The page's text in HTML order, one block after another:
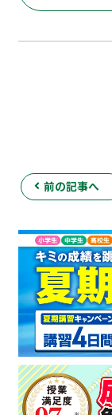
前の記事へ